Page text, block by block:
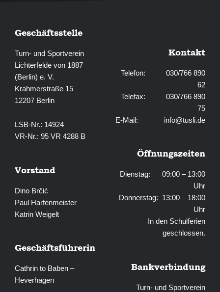
Geschäftsstelle
Turn- und Sportverein
Lichterfelde von 1887
(Berlin) e. V.
Krahmerstraße 15
12207 Berlin
LSB-Nr.: 14924
VR-Nr.: 95 VR 4288 B
Vorstand
Dino Brčić
Paul Harfenmeister
Katrin Weigelt
Geschäftsführerin
Cathrin to Baben –
Heverhagen
Kontakt
Telefon: 030/766 890
62
Telefax: 030/766 890
75
E-Mail: info@tusli.de
Öffnungszeiten
Dienstag: 09:00 – 13:00
Uhr
Donnerstag: 13:00 – 18:00
Uhr
In den Schulferien
geschlossen.
Bankverbindung
Turn- und Sportverein